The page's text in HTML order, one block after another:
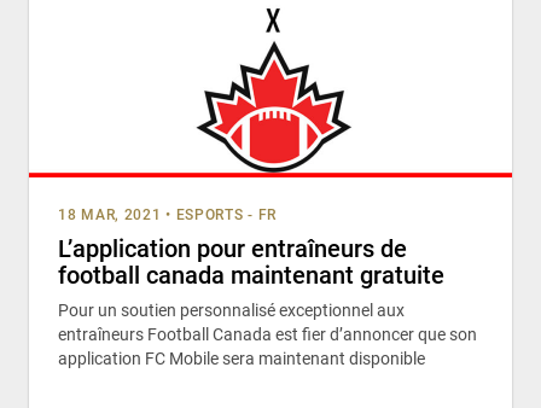
18 MAR, 2021 • ESPORTS - FR
L’application pour entraîneurs de
football canada maintenant gratuite
Pour un soutien personnalisé exceptionnel aux
entraîneurs Football Canada est fier d’annoncer que son
application FC Mobile sera maintenant disponible